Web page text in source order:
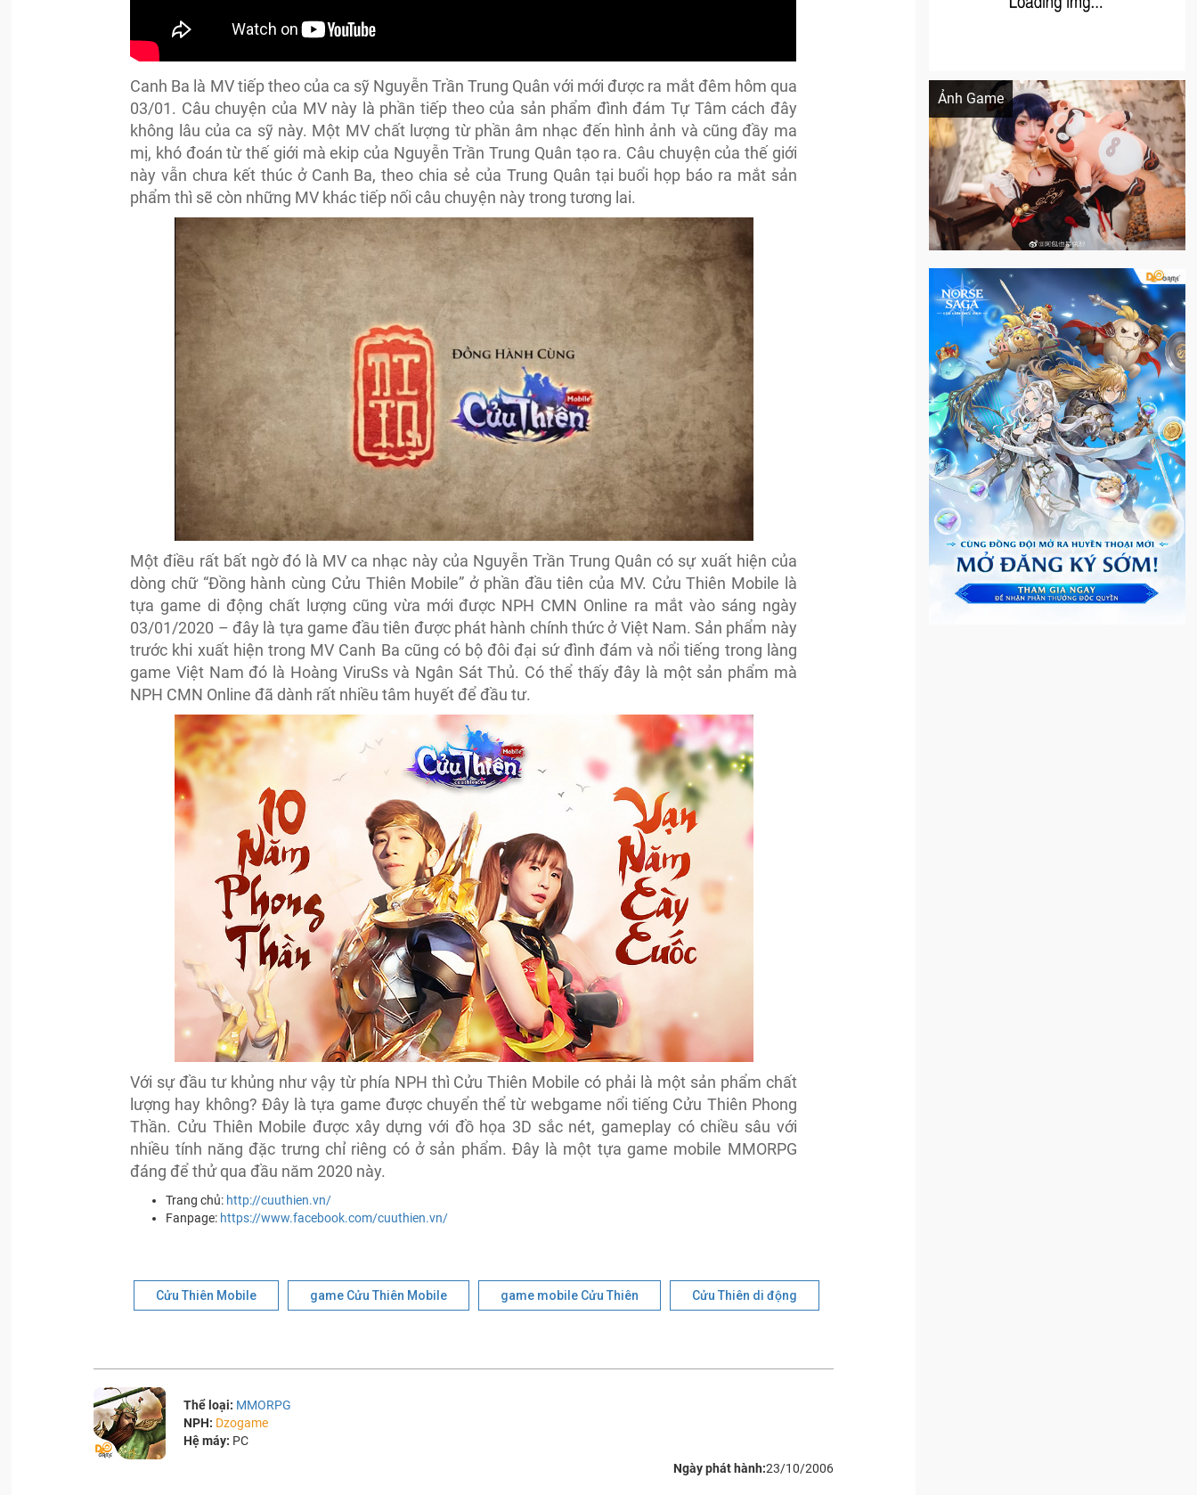
Canh Ba là MV tiếp theo của ca sỹ Nguyễn Trần Trung Quân với mới được ra mắt đêm hôm qua
03/01. Câu chuyện của MV này là phần tiếp theo của sản phẩm đình đám Tự Tâm cách đây
không lâu của ca sỹ này. Một MV chất lượng từ phần âm nhạc đến hình ảnh và cũng đầy ma
mị, khó đoán từ thế giới mà ekip của Nguyễn Trần Trung Quân tạo ra. Câu chuyện của thế giới
này vẫn chưa kết thúc ở Canh Ba, theo chia sẻ của Trung Quân tại buổi họp báo ra mắt sản
phẩm thì sẽ còn những MV khác tiếp nối câu chuyện này trong tương lai.
Một điều rất bất ngờ đó là MV ca nhạc này của Nguyễn Trần Trung Quân có sự xuất hiện của
dòng chữ “Đồng hành cùng Cửu Thiên Mobile” ở phần đầu tiên của MV. Cửu Thiên Mobile là
tựa game di động chất lượng cũng vừa mới được NPH CMN Online ra mắt vào sáng ngày
03/01/2020 – đây là tựa game đầu tiên được phát hành chính thức ở Việt Nam. Sản phẩm này
trước khi xuất hiện trong MV Canh Ba cũng có bộ đôi đại sứ đình đám và nổi tiếng trong làng
game Việt Nam đó là Hoàng ViruSs và Ngân Sát Thủ. Có thể thấy đây là một sản phẩm mà
NPH CMN Online đã dành rất nhiều tâm huyết để đầu tư.
Với sự đầu tư khủng như vậy từ phía NPH thì Cửu Thiên Mobile có phải là một sản phẩm chất
lượng hay không? Đây là tựa game được chuyển thể từ webgame nổi tiếng Cửu Thiên Phong
Thần. Cửu Thiên Mobile được xây dựng với đồ họa 3D sắc nét, gameplay có chiều sâu với
nhiều tính năng đặc trưng chỉ riêng có ở sản phẩm. Đây là một tựa game mobile MMORPG
đáng để thử qua đầu năm 2020 này.
Trang chủ: http://cuuthien.vn/
Fanpage: https://www.facebook.com/cuuthien.vn/
Cửu Thiên Mobile game Cửu Thiên Mobile game mobile Cửu Thiên Cửu Thiên di động
Thể loại: MMORPG
NPH: Dzogame
Hệ máy: PC
Ngày phát hành:23/10/2006
Ảnh Game